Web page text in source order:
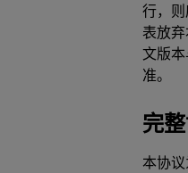
行，
表放
文版
准
完
本协